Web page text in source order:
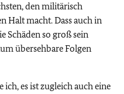
den militärisch
Halt macht. Dass auch in
Schäden so groß sein
übersehbare Folgen
es ist zugleich auch eine